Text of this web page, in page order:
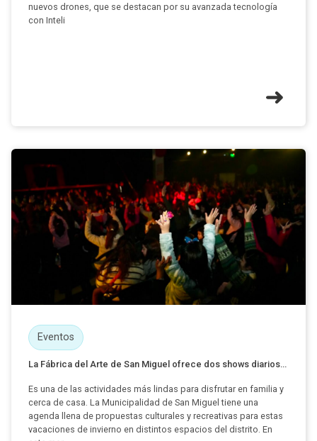
nuevos drones, que se destacan por su avanzada tecnología
con Inteli
Eventos
La Fábrica del Arte de San Miguel ofrece dos shows diarios...
Es una de las actividades más lindas para disfrutar en familia y
cerca de casa. La Municipalidad de San Miguel tiene una
agenda llena de propuestas culturales y recreativas para estas
vacaciones de invierno en distintos espacios del distrito. En